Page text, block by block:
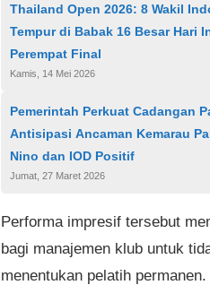
Thailand Open 2026: 8 Wakil
Tempur di Babak 16 Besar Hari
Perempat Final
Kamis, 14 Mei 2026
Pemerintah Perkuat Cadangan
Antisipasi Ancaman Kemarau
Nino dan IOD Positif
Jumat, 27 Maret 2026
Performa impresif tersebut
bagi manajemen klub untuk
menentukan pelatih